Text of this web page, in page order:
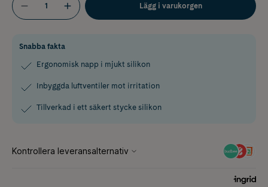
Lägg i varukorgen
Snabba fakta
Ergonomisk napp i mjukt silikon
Inbyggda luftventiler mot irritation
Tillverkad i ett säkert stycke silikon